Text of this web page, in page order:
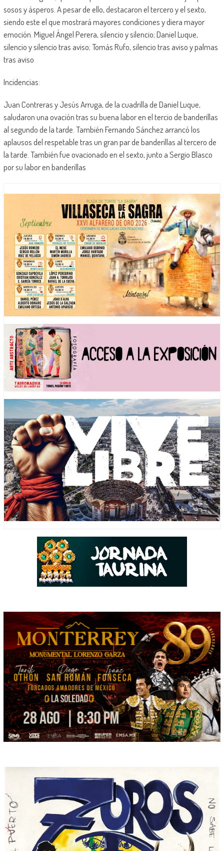
sosos y ásperos. A pesar de ello, destacaron el tercero y el sexto,
siendo este el que mostrará mayores condiciones y diera mayor
emoción. Miguel Ángel Perera, silencio y silencio; Daniel Luque,
silencio y silencio tras aviso; Tomás Rufo, silencio tras aviso y palmas
tras aviso
Incidencias:
Juan Contreras y Jesús Arruga, de la cuadrilla de Daniel Luque,
saludaron una ovación tras su buena labor en el tercio de banderillas
al segundo de la tarde. También Fernando Sánchez arrancó los
aplausos del respetable tras un gran par de banderillas al tercero de
la tarde. También fue ovacionado en el sexto, junto a Sergio Blasco
por su labor en banderillas